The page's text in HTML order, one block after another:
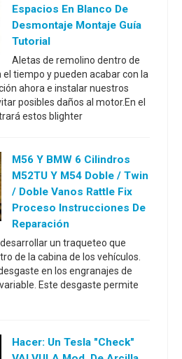
Espacios En Blanco De
Desmontaje Montaje Guía
Tutorial
Aletas de remolino dentro de
tiempo y pueden acabar con la
ahora e instalar nuestros
posibles daños al motor.En el
estos blighter
M56 Y BMW 6 Cilindros
M52TU Y M54 Doble / Twin
/ Doble Vanos Rattle Fix
Proceso Instrucciones De
Reparación
un traqueteo que
de la cabina de los vehículos.
en los engranajes de
Este desgaste permite
Hacer: Un Tesla "check"